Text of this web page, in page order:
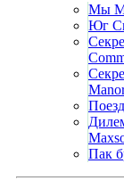
Мы
Юг
Пак